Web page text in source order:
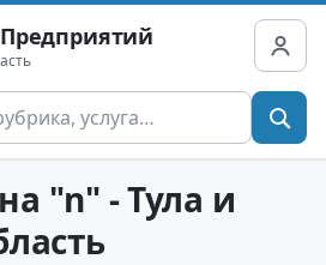
"n" - Тула и